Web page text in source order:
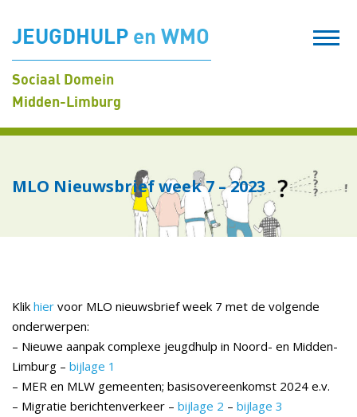
JEUGDHULP en WMO
Sociaal Domein
Midden-Limburg
MLO Nieuwsbrief week 7 – 2023
Klik hier voor MLO nieuwsbrief week 7 met de volgende
onderwerpen:
– Nieuwe aanpak complexe jeugdhulp in Noord- en Midden-
Limburg – bijlage 1
– MER en MLW gemeenten; basisovereenkomst 2024 e.v.
– Migratie berichtenverkeer – bijlage 2 – bijlage 3